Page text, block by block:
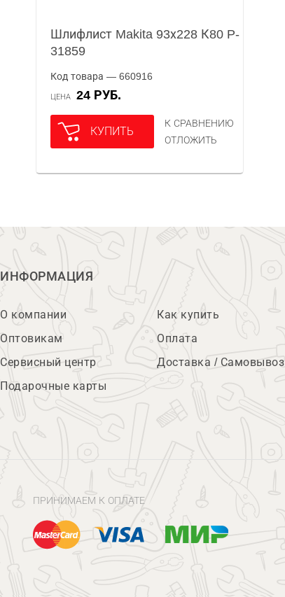
Шлифлист Makita 93х228 К80 P-
31859
Код товара — 660916
ЦЕНА 24 РУБ.
КУПИТЬ
К СРАВНЕНИЮ
ОТЛОЖИТЬ
ИНФОРМАЦИЯ
О компании
Оптовикам
Сервисный центр
Подарочные карты
Как купить
Оплата
Доставка / Самовывоз
ПРИНИМАЕМ К ОПЛАТЕ